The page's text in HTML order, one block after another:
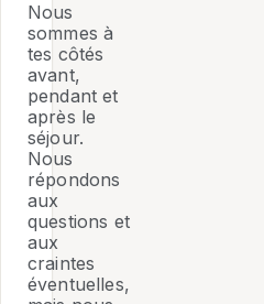
Nous
sommes à
tes côtés
avant,
pendant et
après le
séjour.
Nous
répondons
aux
questions et
aux
craintes
éventuelles,